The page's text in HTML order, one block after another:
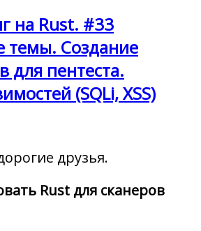
на Rust. #33
темы. Создание
для пентеста.
(SQLi, XSS)
друзья.
Rust для сканеров